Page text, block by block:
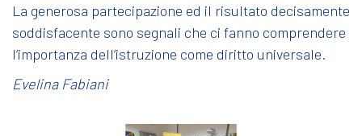
La generosa partecipazione ed il risultato decisamente
soddisfacente sono segnali che ci fanno comprendere
l’importanza dell’istruzione come diritto universale.
Evelina Fabiani